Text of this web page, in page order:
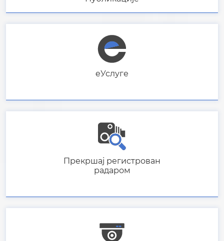
Прекршај регистрован
радаром
ПУ Б.Лука издавање личних докумената
Провјера неважећих докумената